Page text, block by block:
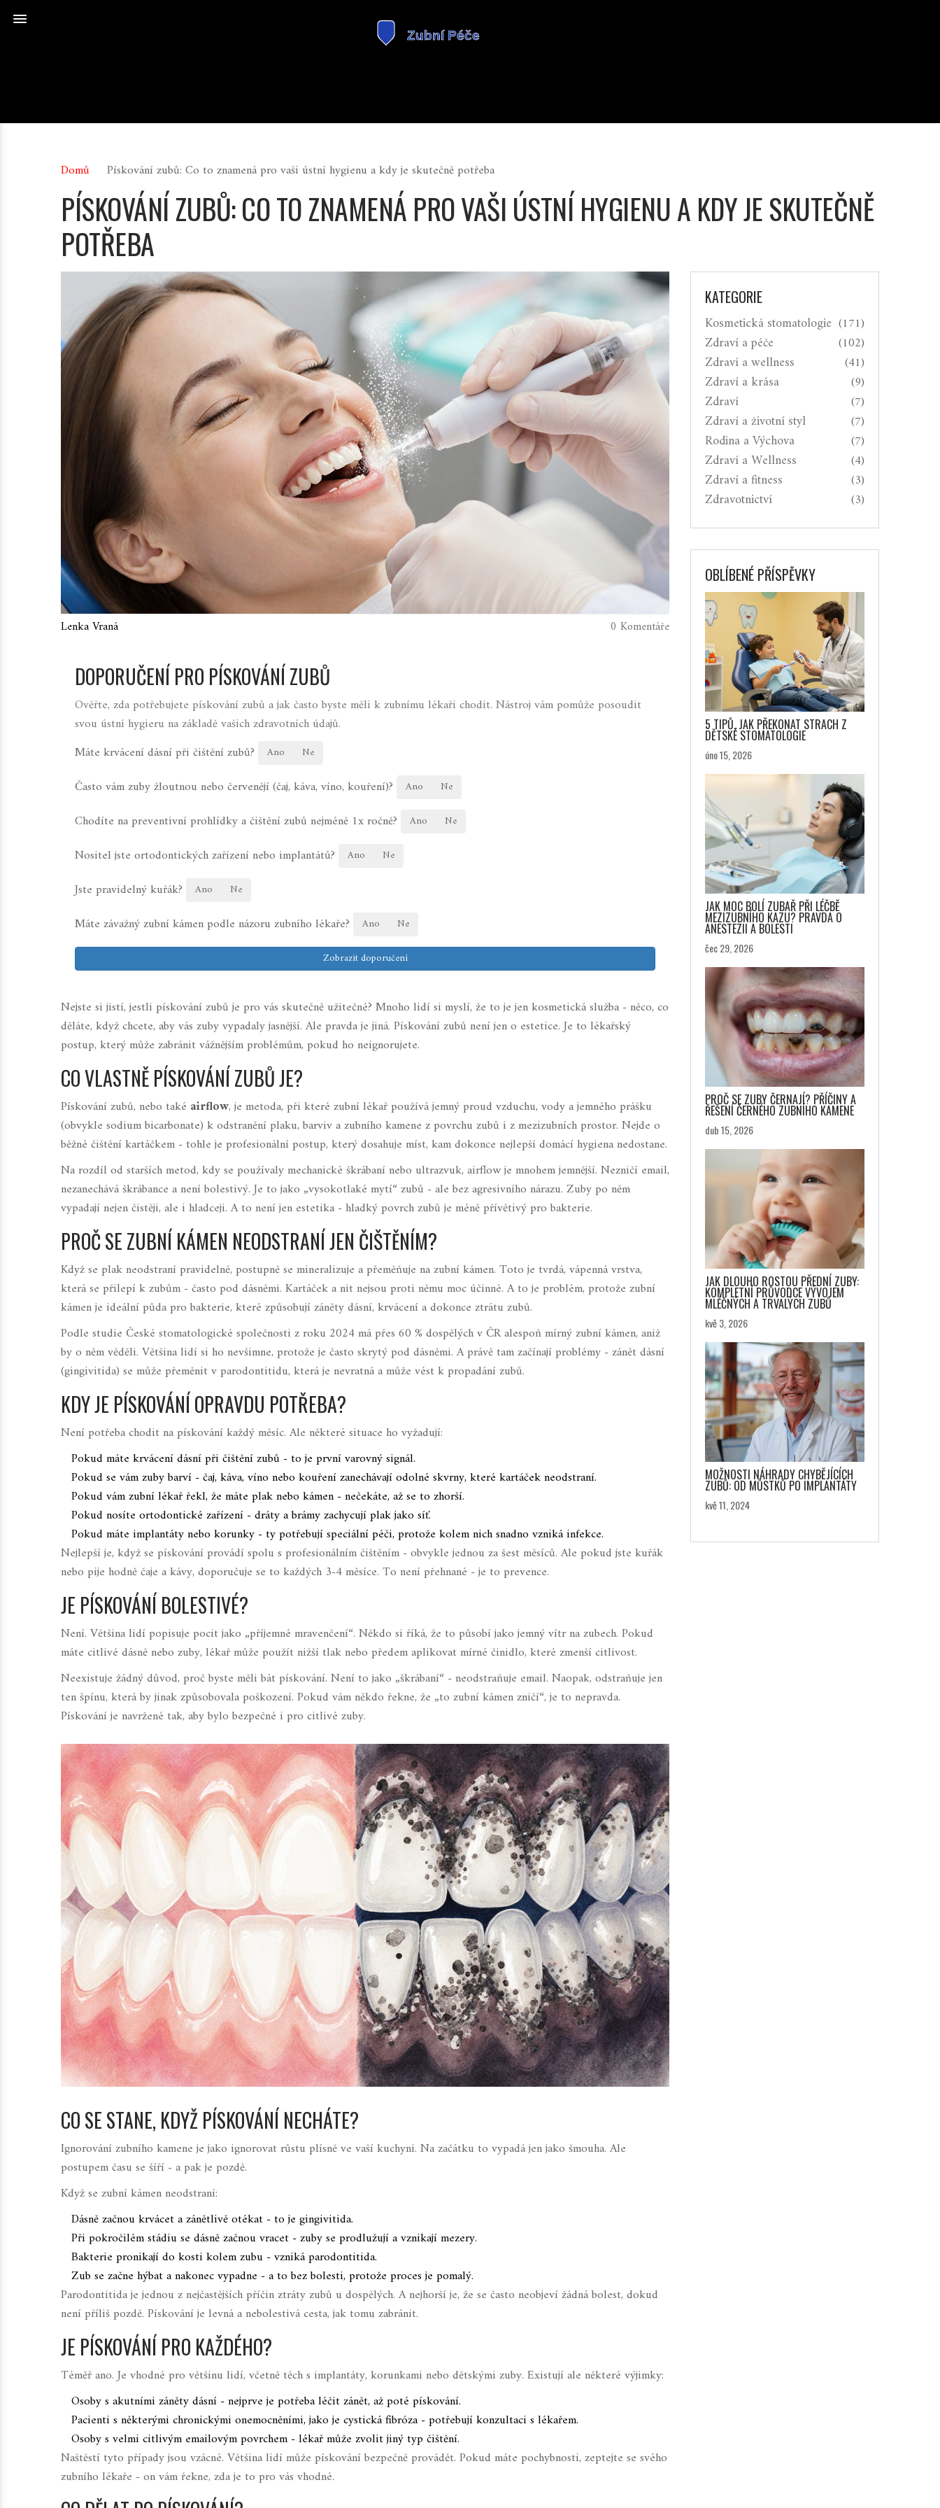
Domů Pískování zubů: Co to znamená pro vaši ústní hygienu a kdy je skutečně potřeba
PÍSKOVÁNÍ ZUBŮ: CO TO ZNAMENÁ PRO VAŠI ÚSTNÍ HYGIENU A KDY JE SKUTEČNĚ
POTŘEBA
Lenka Vraná 0 Komentáře
DOPORUČENÍ PRO PÍSKOVÁNÍ ZUBŮ
Ověřte, zda potřebujete pískování zubů a jak často byste měli k zubnímu lékaři chodit. Nástroj vám pomůže posoudit
svou ústní hygieru na základě vašich zdravotních údajů.
Máte krvácení dásní při čištění zubů?
Ano Ne
Často vám zuby žloutnou nebo červenějí (čaj, káva, víno, kouření)? Ano Ne
Chodíte na preventivní prohlídky a čištění zubů nejméně 1x ročně? Ano Ne
Nositel jste ortodontických zařízení nebo implantátů? Ano Ne
Jste pravidelný kuřák? Ano Ne
Máte závažný zubní kámen podle názoru zubního lékaře? Ano
Ne
Zobrazit doporučení
Nejste si jistí, jestli pískování zubů je pro vás skutečně užitečné? Mnoho lidí si myslí, že to je jen kosmetická služba - něco, co
děláte, když chcete, aby vás zuby vypadaly jasnější. Ale pravda je jiná. Pískování zubů není jen o estetice. Je to lékařský
postup, který může zabránit vážnějším problémům, pokud ho neignorujete.
CO VLASTNĚ PÍSKOVÁNÍ ZUBŮ JE?
Pískování zubů, nebo také airflow, je metoda, při které zubní lékař používá jemný proud vzduchu, vody a jemného prášku
(obvykle sodium bicarbonate) k odstranění plaku, barviv a zubního kamene z povrchu zubů i z mezizubních prostor. Nejde o
běžné čištění kartáčkem - tohle je profesionální postup, který dosahuje míst, kam dokonce nejlepší domácí hygiena nedostane.
Na rozdíl od starších metod, kdy se používaly mechanické škrábaní nebo ultrazvuk, airflow je mnohem jemnější. Nezničí email,
nezanechává škrábance a není bolestivý. Je to jako „vysokotlaké mytí“ zubů - ale bez agresivního nárazu. Zuby po něm
vypadají nejen čistěji, ale i hladceji. A to není jen estetika - hladký povrch zubů je méně přívětivý pro bakterie.
PROČ SE ZUBNÍ KÁMEN NEODSTRANÍ JEN ČIŠTĚNÍM?
Když se plak neodstraní pravidelně, postupně se mineralizuje a přeměňuje na zubní kámen. Toto je tvrdá, vápenná vrstva,
která se přilepí k zubům - často pod dásněmi. Kartáček a nit nejsou proti němu moc účinné. A to je problém, protože zubní
kámen je ideální půda pro bakterie, které způsobují záněty dásní, krvácení a dokonce ztrátu zubů.
Podle studie České stomatologické společnosti z roku 2024 má přes 60 % dospělých v ČR alespoň mírný zubní kámen, aniž
by o něm věděli. Většina lidí si ho nevšimne, protože je často skrytý pod dásněmi. A právě tam začínají problémy - zánět dásní
(gingivitida) se může přeměnit v parodontitidu, která je nevratná a může vést k propadání zubů.
KDY JE PÍSKOVÁNÍ OPRAVDU POTŘEBA?
Není potřeba chodit na pískování každý měsíc. Ale některé situace ho vyžadují:
Pokud máte krvácení dásní při čištění zubů - to je první varovný signál.
Pokud se vám zuby barví - čaj, káva, víno nebo kouření zanechávají odolné skvrny, které kartáček neodstraní.
Pokud vám zubní lékař řekl, že máte plak nebo kámen - nečekáte, až se to zhorší.
Pokud nosíte ortodontické zařízení - dráty a brámy zachycují plak jako síť.
Pokud máte implantáty nebo korunky - ty potřebují speciální péči, protože kolem nich snadno vzniká infekce.
Nejlepší je, když se pískování provádí spolu s profesionálním čištěním - obvykle jednou za šest měsíců. Ale pokud jste kuřák
nebo pije hodně čaje a kávy, doporučuje se to každých 3-4 měsíce. To není přehnané - je to prevence.
JE PÍSKOVÁNÍ BOLESTIVÉ?
Není. Většina lidí popisuje pocit jako „příjemné mravenčení“. Někdo si říká, že to působí jako jemný vítr na zubech. Pokud
máte citlivé dásně nebo zuby, lékař může použít nižší tlak nebo předem aplikovat mírné činidlo, které zmenší citlivost.
Neexistuje žádný důvod, proč byste měli bát pískování. Není to jako „škrábaní“ - neodstraňuje email. Naopak, odstraňuje jen
ten špínu, která by jinak způsobovala poškození. Pokud vám někdo řekne, že „to zubní kámen zničí“, je to nepravda.
Pískování je navržené tak, aby bylo bezpečné i pro citlivé zuby.
CO SE STANE, KDYŽ PÍSKOVÁNÍ NECHÁTE?
Ignorování zubního kamene je jako ignorovat růstu plísně ve vaší kuchyni. Na začátku to vypadá jen jako šmouha. Ale
postupem času se šíří - a pak je pozdě.
Když se zubní kámen neodstraní:
Dásně začnou krvácet a zánětlivě otékat - to je gingivitida.
Při pokročilém stádiu se dásně začnou vracet - zuby se prodlužují a vznikají mezery.
Bakterie pronikají do kosti kolem zubu - vzniká parodontitida.
Zub se začne hýbat a nakonec vypadne - a to bez bolesti, protože proces je pomalý.
Parodontitida je jednou z nejčastějších příčin ztráty zubů u dospělých. A nejhorší je, že se často neobjeví žádná bolest, dokud
není příliš pozdě. Pískování je levná a nebolestivá cesta, jak tomu zabránit.
JE PÍSKOVÁNÍ PRO KAŽDÉHO?
Téměř ano. Je vhodné pro většinu lidí, včetně těch s implantáty, korunkami nebo dětskými zuby. Existují ale některé výjimky:
Osoby s akutními záněty dásní - nejprve je potřeba léčit zánět, až poté pískování.
Pacienti s některými chronickými onemocněními, jako je cystická fibróza - potřebují konzultaci s lékařem.
Osoby s velmi citlivým emailovým povrchem - lékař může zvolit jiný typ čištění.
Naštěstí tyto případy jsou vzácné. Většina lidí může pískování bezpečně provádět. Pokud máte pochybnosti, zeptejte se svého
zubního lékaře - on vám řekne, zda je to pro vás vhodné.
KATEGORIE
Kosmetická stomatologie (171)
Zdraví a péče (102)
Zdraví a wellness (41)
Zdraví a krása (9)
Zdraví (7)
Zdraví a životní styl (7)
Rodina a Výchova (7)
Zdraví a Wellness (4)
Zdraví a fitness (3)
Zdravotnictví (3)
OBLÍBENÉ PŘÍSPĚVKY
5 TIPŮ, JAK PŘEKONAT STRACH Z
DĚTSKÉ STOMATOLOGIE
úno 15, 2026
JAK MOC BOLÍ ZUBAŘ PŘI LÉČBĚ
MEZIZUBNÍHO KAZU? PRAVDA O
ANESTEZII A BOLESTI
čec 29, 2026
PROČ SE ZUBY ČERNAJÍ? PŘÍČINY A
ŘEŠENÍ ČERNÉHO ZUBNÍHO KAMENE
dub 15, 2026
JAK DLOUHO ROSTOU PŘEDNÍ ZUBY:
KOMPLETNÍ PRŮVODCE VÝVOJEM
MLÉČNÝCH A TRVALÝCH ZUBŮ
kvě 3, 2026
MOŽNOSTI NÁHRADY CHYBĚJÍCÍCH
ZUBŮ: OD MŮSTKŮ PO IMPLANTÁTY
kvě 11, 2024